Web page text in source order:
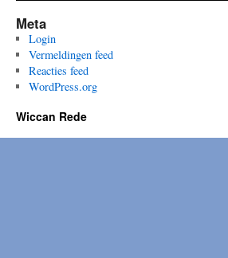
Meta
Login
Vermeldingen feed
Reacties feed
WordPress.org
Wiccan Rede